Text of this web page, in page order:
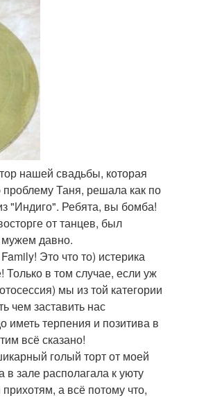
нашей свадьбы, которая
Таня, решала как по
"Индиго". Ребята, вы бомба!
от танцев, был
мужем давно.
Это что то) истерика
в том случае, если уж
мы из той категории
чем заставить нас
иметь терпения и позитива в
всё сказано!
голый торт от моей
зале располагала к уюту
а всё потому что,